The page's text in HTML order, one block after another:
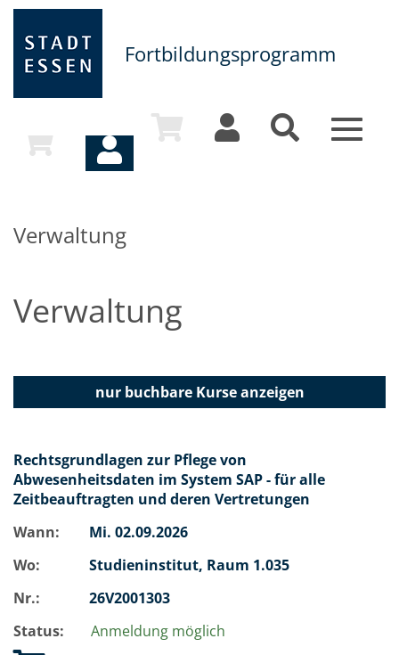
Fortbildungsprogramm
Toggle
Verwaltung
Verwaltung
nur buchbareKurse anzeigen
Rechtsgrundlagen zur Pflege von
Abwesenheitsdaten im System SAP - für alle
Zeitbeauftragten und deren Vertretungen
Wann:
Mi. 02.09.2026
Wo:
Studieninstitut, Raum 1.035
Nr.:
26V2001303
Status:
Anmeldung möglich